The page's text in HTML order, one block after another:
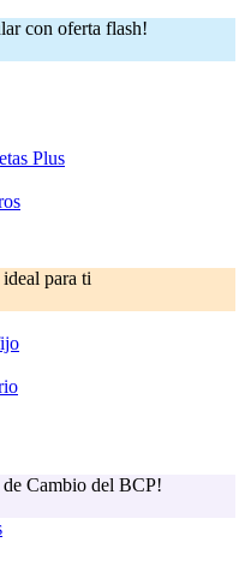
con oferta flash!
Plus
para ti
de Cambio del BCP!